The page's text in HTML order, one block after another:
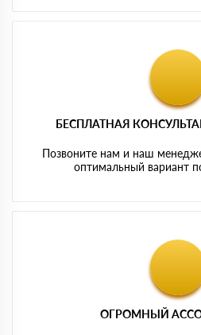
БЕСПЛАТНАЯ
Позвоните нам и наш
оптимальный вариант
ОГРОМНЫЙ